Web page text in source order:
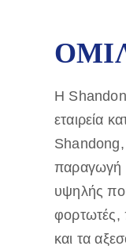
Η
εταιρεία
Shandong,
παραγωγή
υψηλής
φορτωτές,
και τα